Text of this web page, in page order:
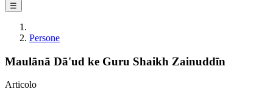
☰
Persone
Maulānā Dā'ud ke Guru Shaikh Zainuddīn
Articolo